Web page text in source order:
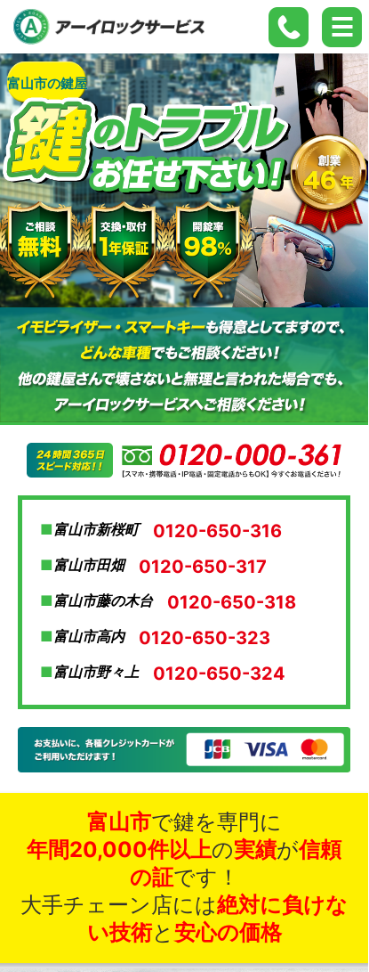
富山市の鍵屋
富山市新桜町 0120-650-316
富山市田畑 0120-650-317
富山市藤の木台 0120-650-318
富山市高内 0120-650-323
富山市野々上 0120-650-324
富山市で鍵を専門に
年間20,000件以上の実績が信頼
の証です！
大手チェーン店には絶対に負けな
い技術と 安心の価格